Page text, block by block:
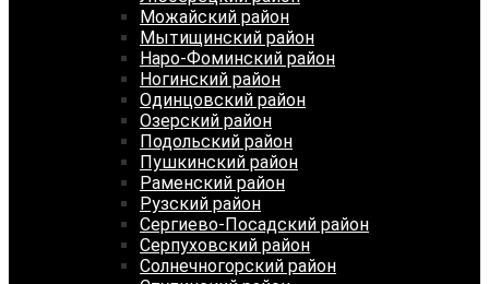
Можайский район
Мытищинский район
Наро-Фоминский район
Ногинский район
Одинцовский район
Озерский район
Подольский район
Пушкинский район
Раменский район
Рузский район
Сергиево-Посадский район
Серпуховский район
Солнечногорский район